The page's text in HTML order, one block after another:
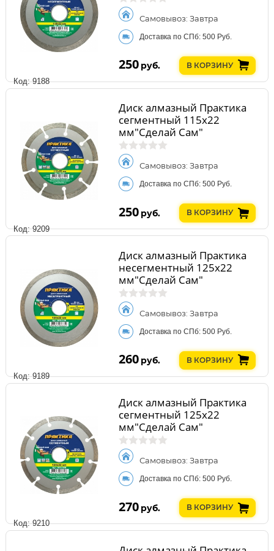
Код: 9188
Самовывоз: Завтра
Доставка по СПб: 500 Руб.
250 руб. В КОРЗИНУ
Код: 9209
Диск алмазный Практика
сегментный 115х22
мм"Сделай Сам"
Самовывоз: Завтра
Доставка по СПб: 500 Руб.
250 руб. В КОРЗИНУ
Код: 9189
Диск алмазный Практика
несегментный 125х22
мм"Сделай Сам"
Самовывоз: Завтра
Доставка по СПб: 500 Руб.
260 руб. В КОРЗИНУ
Код: 9210
Диск алмазный Практика
сегментный 125х22
мм"Сделай Сам"
Самовывоз: Завтра
Доставка по СПб: 500 Руб.
270 руб. В КОРЗИНУ